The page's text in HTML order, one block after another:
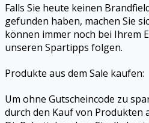
Falls Sie heute keinen
gefunden haben, machen Sie
können immer noch bei Ihrem
unseren Spartipps folgen.
Produkte aus dem Sale kaufen:
Um ohne Gutscheincode zu
durch den Kauf von Produkten